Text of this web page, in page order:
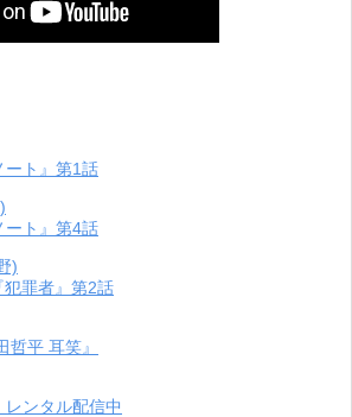
ート』第1話
ート』第4話
)
罪者』第2話
平 耳笑』
レンタル配信中